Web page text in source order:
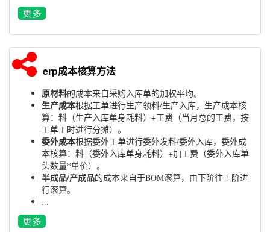
erp成本核算方法
原材料的成本来自采购入库单的加权平均。
生产成本根据工单进行生产领料/生产入库，生产成本核
算：料（生产入库单身耗料）+工费（当月总的工费，按
工单工时进行分摊）。
委外成本根据委外工单进行委外发料/委外入库，委外成
本核算：料（委外入库单身耗料）+加工费（委外入库单
头数量*单价）。
半成品/产成品的成本来自于BOM滚算，由下阶往上阶进
行滚算。
...